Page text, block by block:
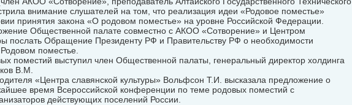
внимание слушателей на том, что реализация идеи «Родовое поместье»
принятия закона «О родовом поместье» на уровне Российской Федерации.
Общественной палате совместно с АКОО «Сотворение» и Центром
послать Обращение Президенту РФ и Правительству РФ о необходимости
поместье.
поместий выступил член Общественной палаты, генеральный директор холдинга
В.М.
«Центра славянской культуры» Вольфсон Т.И. высказала предложение о
время Всероссийской конференции по теме родовых поместий с
действующих поселений России.